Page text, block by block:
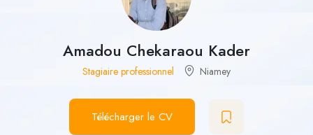
Amadou Chekaraou Kader
Stagiaire professionnel Niamey
Télécharger le CV